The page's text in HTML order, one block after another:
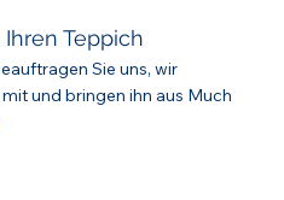
Teppich
Sie uns, wir
und bringen ihn aus Much